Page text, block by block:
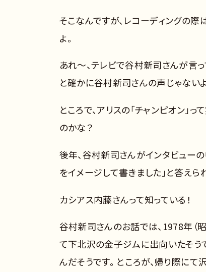
そこなんですが、レコーディングの
よ。
あれ～、テレビで谷村新司さんが言
と確かに谷村新司さんの声じゃない
ところで、アリスの「チャンピオン」
のかな？
後年、谷村新司さんがインタビュー
をイメージして書きました」と答えら
カシアス内藤さんって知っている！
谷村新司さんのお話では、1978年（
て下北沢の金子ジムに出向いたそう
んだそうです。 ところが、帰り際に